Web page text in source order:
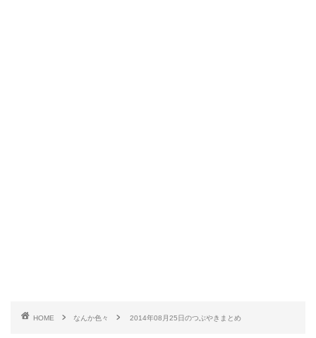
HOME なんか色々 2014年08月25日のつぶやきまとめ